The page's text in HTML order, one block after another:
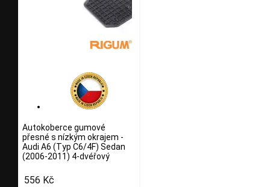
Autokoberce gumové
přesné s nízkým okrajem -
Audi A6 (Typ C6/4F) Sedan
(2006-2011) 4-dvéřový
556 Kč